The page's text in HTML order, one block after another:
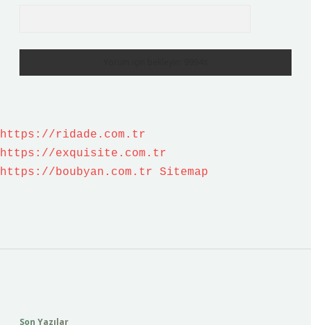
https://ridade.com.tr
https://exquisite.com.tr
https://boubyan.com.tr
Sitemap
Son Yazılar